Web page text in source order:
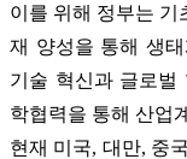
이를 위해 정부는 기
재 양성을 통해 생
기술 혁신과 글로벌
학협력을 통해 산업
현재 미국, 대만, 중